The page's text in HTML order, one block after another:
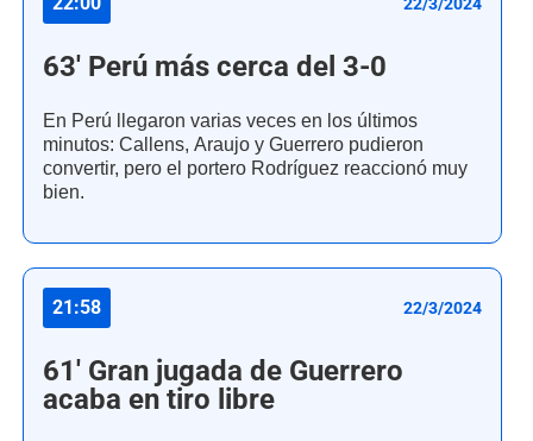
22/3/2024
63' Perú más cerca del 3-0
En Perú llegaron varias veces en los últimos
minutos: Callens, Araujo y Guerrero pudieron
convertir, pero el portero Rodríguez reaccionó muy
bien.
21:58 22/3/2024
61' Gran jugada de Guerrero
acaba en tiro libre